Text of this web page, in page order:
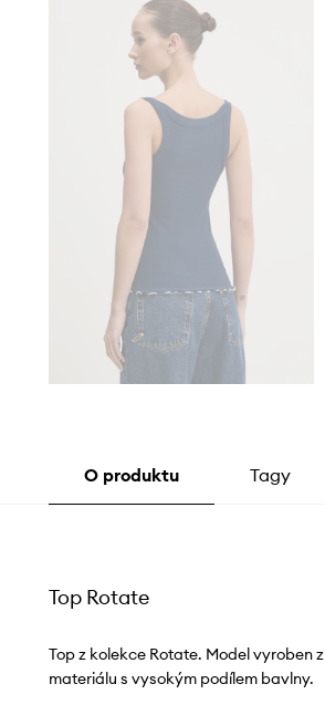
O produktu Tagy
Top Rotate
Top z kolekce Rotate. Model vyroben
materiálu s vysokým podílem bavlny.